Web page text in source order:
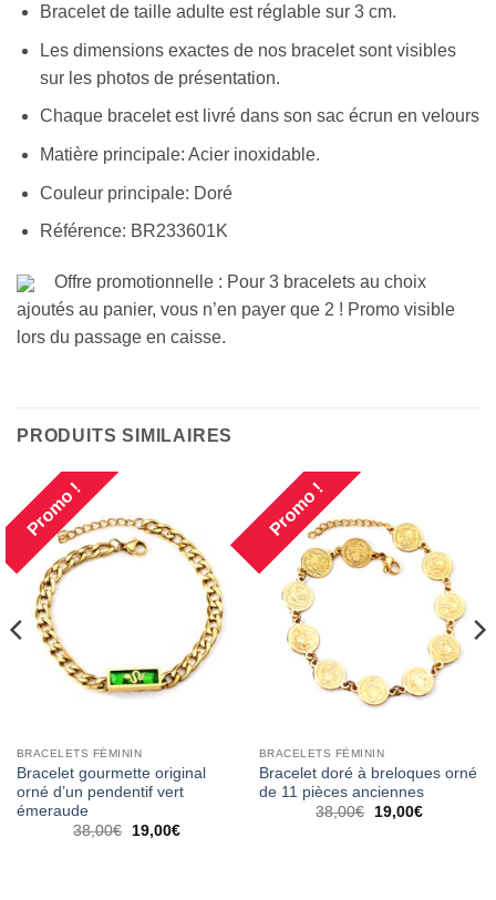
Bracelet de taille adulte est réglable sur 3 cm.
Les dimensions exactes de nos bracelet sont visibles
sur les photos de présentation.
Chaque bracelet est livré dans son sac écrun en velours
Matière principale: Acier inoxidable.
Couleur principale: Doré
Référence: BR233601K
Offre promotionnelle : Pour 3 bracelets au choix
ajoutés au panier, vous n’en payer que 2 ! Promo visible
lors du passage en caisse.
PRODUITS SIMILAIRES
Promo !
BRACELETS FÉMININ
Bracelet gourmette original
orné d’un pendentif vert
émeraude
38,00€
Le
19,00€Le
Promo !
BRACELETS FÉMININ
Bracelet doré à breloques orné
de 11 pièces anciennes
38,00€
Le
19,00€Le